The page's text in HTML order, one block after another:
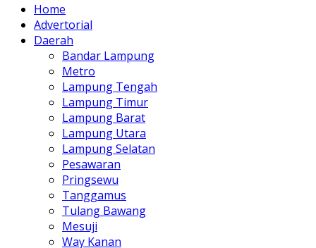
Home
Advertorial
Daerah
Bandar Lampung
Metro
Lampung Tengah
Lampung Timur
Lampung Barat
Lampung Utara
Lampung Selatan
Pesawaran
Pringsewu
Tanggamus
Tulang Bawang
Mesuji
Way Kanan